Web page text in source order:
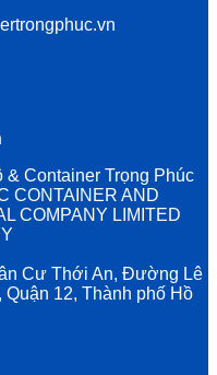
Container Trọng Phúc
CONTAINER AND
COMPANY LIMITED
Cư Thới An, Đường Lê
12, Thành phố Hồ